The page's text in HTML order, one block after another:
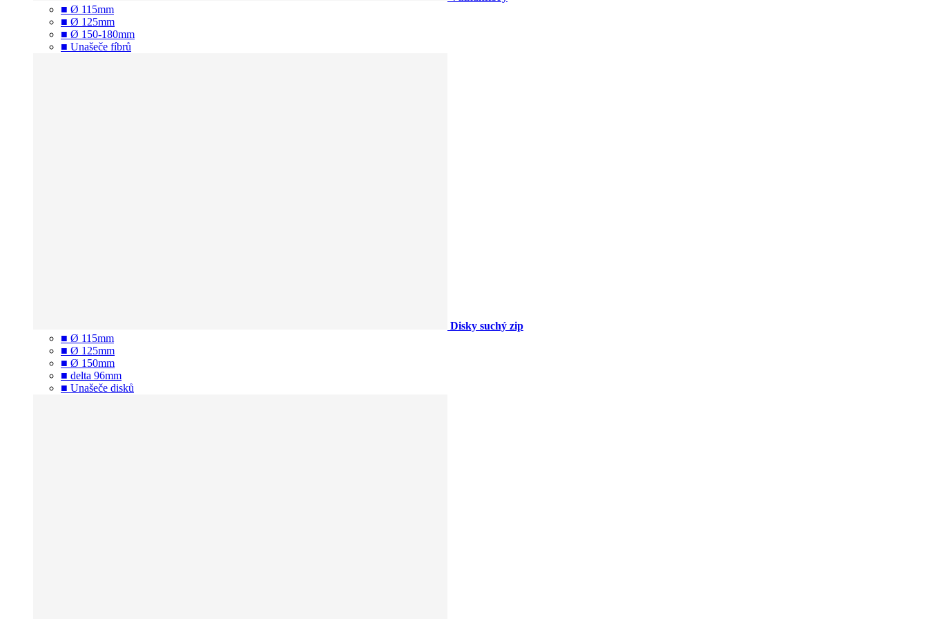
■ Ø 115mm
■ Ø 125mm
■ Ø 150-180mm
■ Unašeče fíbrů
Disky suchý zip
■ Ø 115mm
■ Ø 125mm
■ Ø 150mm
■ delta 96mm
■ Unašeče disků